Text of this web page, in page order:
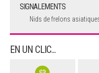
SIGNALEMENTS
Nids de frelons
EN UN CLIC...